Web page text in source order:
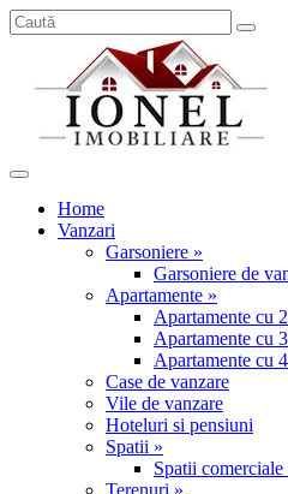
Home
Vanzari
Garsoniere »
Garsoniere de
Apartamente »
Apartamente cu
Apartamente cu
Apartamente cu
Case de vanzare
Vile de vanzare
Hoteluri si pensiuni
Spatii »
Spatii comerciale
Terenuri »